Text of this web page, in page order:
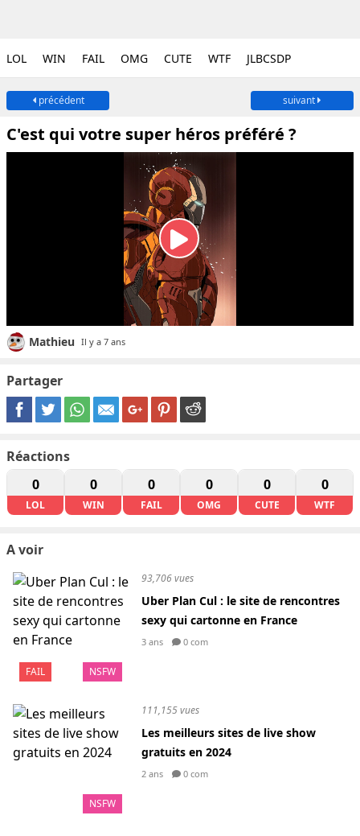
LOL WIN FAIL OMG CUTE WTF JLBCSDP
précédent suivant
C'est qui votre super héros préféré ?
Mathieu Il y a 7 ans
Partager
Réactions
0
LOL
0
WIN
0
FAIL
0
OMG
0
CUTE
0
WTF
A voir
FAIL NSFW
93,706 vues
Uber Plan Cul : le site de rencontres
sexy qui cartonne en France
3 ans 0 com
NSFW
111,155 vues
Les meilleurs sites de live show
gratuits en 2024
2 ans 0 com